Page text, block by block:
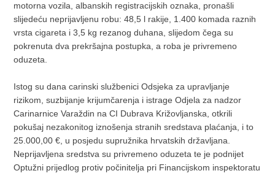
motorna vozila, albanskih registracijskih oznaka, pronašli
slijedeću neprijavljenu robu: 48,5 l rakije, 1.400 komada raznih
vrsta cigareta i 3,5 kg rezanog duhana, slijedom čega su
pokrenuta dva prekršajna postupka, a roba je privremeno
oduzeta.
Istog su dana carinski službenici Odsjeka za upravljanje
rizikom, suzbijanje krijumčarenja i istrage Odjela za nadzor
Carinarnice Varaždin na CI Dubrava Križovljanska, otkrili
pokušaj nezakonitog iznošenja stranih sredstava plaćanja, i to
25.000,00 €, u posjedu supružnika hrvatskih državljana.
Neprijavljena sredstva su privremeno oduzeta te je podnijet
Optužni prijedlog protiv počinitelja pri Financijskom inspektoratu